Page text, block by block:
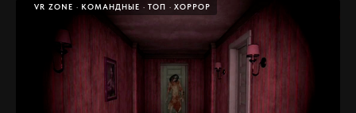
VR ZONE КОМАНДНЫЕ ТОП ХОРРОР